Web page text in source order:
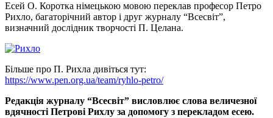
Есей О. Коротка німецькою мовою переклав професор Петро
Рихло, багаторічний автор і друг журналу “Всесвіт”,
визначний дослідник творчості П. Целана.
Більше про П. Рихла дивіться тут:
https://www.pen.org.ua/team/ryhlo-petro/
Редакція журналу “Всесвіт” висловлює слова величезної
вдячності Петрові Рихлу за допомогу з перекладом есею.